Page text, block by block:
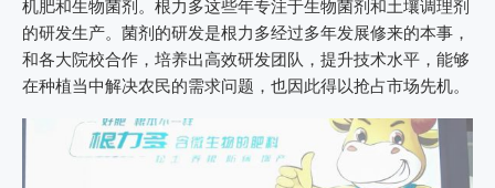
机肥和生物菌剂。根力多这些年专注于生物菌剂和土壤调理剂
的研发生产。菌剂的研发是根力多经过多年发展修来的本事，
和各大院校合作，培养出高效研发团队，提升技术水平，能够
在种植当中解决农民的需求问题，也因此得以抢占市场先机。